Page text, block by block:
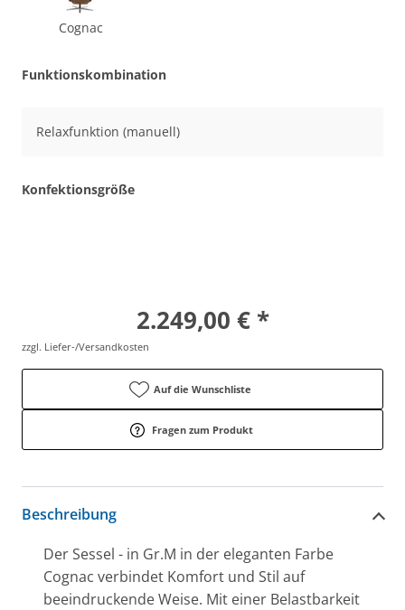
Cognac
Funktionskombination
Relaxfunktion (manuell)
Konfektionsgröße
2.249,00 € *
zzgl. Liefer-/Versandkosten
Auf die Wunschliste
Fragen zum Produkt
Beschreibung
Der Sessel - in Gr.M in der eleganten Farbe
Cognac verbindet Komfort und Stil auf
beeindruckende Weise. Mit einer Belastbarkeit